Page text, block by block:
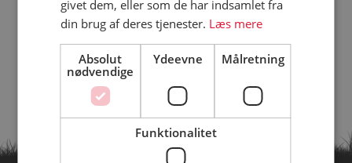
givet dem, eller som de har indsamlet fra
din brug af deres tjenester. Læs mere
Absolut
nødvendige
Ydeevne Målretning
Funktionalitet